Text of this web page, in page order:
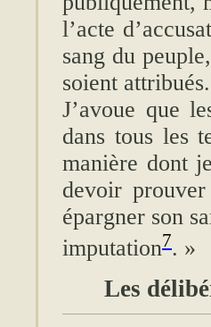
l’acte
sang du
soient attribués.
J’avoue que
dans tous les
manière dont
devoir
épargner son
imputation7. »
Les